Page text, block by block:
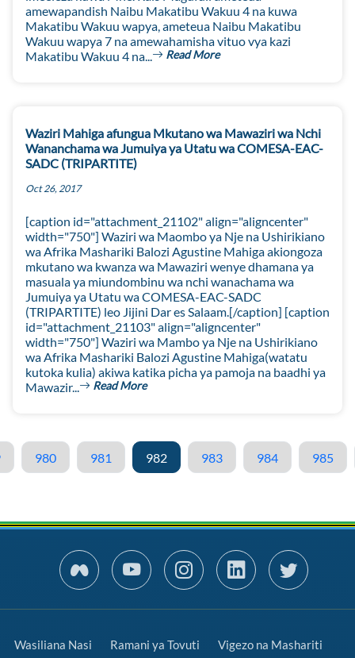
amewapandish Naibu Makatibu Wakuu 4 na kuwa
Makatibu Wakuu wapya, ameteua Naibu Makatibu
Wakuu wapya 7 na amewahamisha vituo vya kazi
Makatibu Wakuu 4 na...
Read More
Waziri Mahiga afungua Mkutano wa Mawaziri wa Nchi
Wananchama wa Jumuiya ya Utatu wa COMESA-EAC-
SADC (TRIPARTITE)
Oct 26, 2017
[caption id="attachment_21102" align="aligncenter"
width="750"] Waziri wa Maombo ya Nje na Ushirikiano
wa Afrika Mashariki Balozi Agustine Mahiga akiongoza
mkutano wa kwanza wa Mawaziri wenye dhamana ya
masuala ya miundombinu wa nchi wanachama wa
Jumuiya ya Utatu wa COMESA-EAC-SADC
(TRIPARTITE) leo Jijini Dar es Salaam.[/caption] [caption
id="attachment_21103" align="aligncenter"
width="750"] Waziri wa Mambo ya Nje na Ushirikiano
wa Afrika Mashariki Balozi Agustine Mahiga(watatu
kutoka kulia) akiwa katika picha ya pamoja na baadhi ya
Mawazir...
Read More
980 981 982 983 984 985
Wasiliana Nasi Ramani ya Tovuti
Vigezo na Mashariti